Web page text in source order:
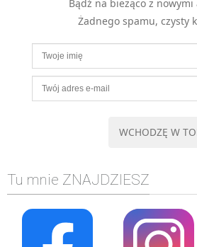
WordPress
MOBILE
Android
KONTROLA
SQL
TESTOWANIE
SIECI
WYDARZENIA
Bądź na bieżąco z nowymi
Żadnego spamu, czysty
Tu mnie ZNAJDZIESZ